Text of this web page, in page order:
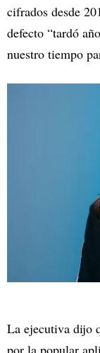
cifrados desde
defecto “tardó
nuestro tiempo
La ejecutiva dijo